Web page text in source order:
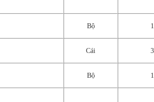
Bộ 1
Cái 3
Bộ 1